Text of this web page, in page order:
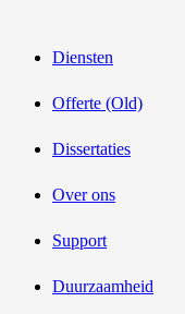
Diensten
Offerte (Old)
Dissertaties
Over ons
Support
Duurzaamheid